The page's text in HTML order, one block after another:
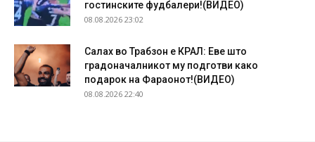
гостинските фудбалери!(ВИДЕО)
08.08.2026 23:02
Салах во Трабзон е КРАЛ: Еве што
градоначалникот му подготви како
подарок на Фараонот!(ВИДЕО)
08.08.2026 22:40